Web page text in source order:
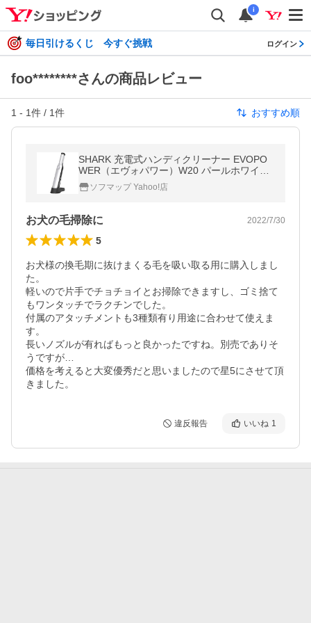
i
毎日引けるくじ 今すぐ挑戦 ログイン
foo********さんの商品レビュー
1 - 1件 / 1件 おすすめ順
SHARK 充電式ハンディクリーナー EVOPO
WER（エヴォパワー）W20 パールホワイト
WV250JWH
ソフマップ Yahoo!店
お犬の毛掃除に 2022/7/30
5
お犬様の換毛期に抜けまくる毛を吸い取る用に購入しまし
た。
軽いので片手でチョチョイとお掃除できますし、ゴミ捨て
もワンタッチでラクチンでした。
付属のアタッチメントも3種類有り用途に合わせて使えま
す。
長いノズルが有ればもっと良かったですね。別売でありそ
うですが…
価格を考えると大変優秀だと思いましたので星5にさせて頂
きました。
違反報告 いいね 1